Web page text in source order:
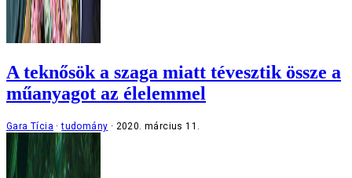
A teknősök a szaga miatt tévesztik össze a
műanyagot az élelemmel
Gara Tícia tudomány 2020. március 11.